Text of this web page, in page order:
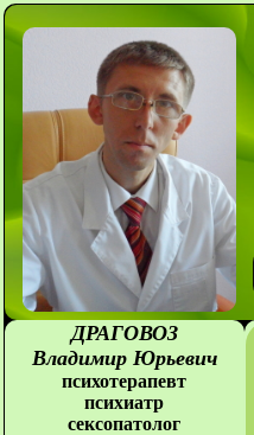
ДРАГОВОЗ
Владимир Юрьевич
психотерапевт
психиатр
сексопатолог